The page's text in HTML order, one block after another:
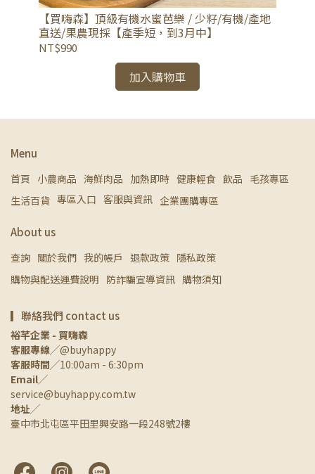
【買嗨森】頂級有機水蜜芭樂 / 少籽/有機/產地
直送/果農現採【產季短，到3月中】
NT$990
加入購物車
Menu
首頁 小農商品 海鮮肉品 加熱即時 健康輕食 飲品 毛孩專區
生活百貨 專區入口 客服與資訊 企業團購專區
About us
查詢 關於我們 我的帳戶 退款政策 隱私政策
購物與配送運費說明 防詐騙宣導資訊 購物須知
▎聯絡我們 contact us
裕芊企業 - 買嗨森
客服專線╱@buyhappy
客服時間╱10:00am - 6:30pm
Email╱
service@buyhappy.com.tw
地址╱
臺中市北屯區平田里興安路一段248號2樓